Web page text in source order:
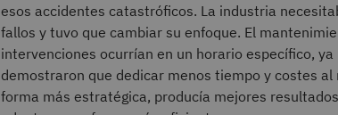
esos accidentes catastróficos. La industria
fallos y tuvo que cambiar su enfoque. El
intervenciones ocurrían en un horario específico,
demostraron que dedicar menos tiempo y costes
forma más estratégica, producía mejores